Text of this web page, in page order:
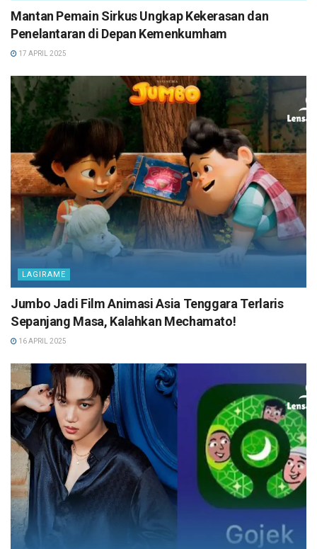
Mantan Pemain Sirkus Ungkap Kekerasan dan
Penelantaran di Depan Kemenkumham
17 APRIL 2025
LAGIRAME
Jumbo Jadi Film Animasi Asia Tenggara Terlaris
Sepanjang Masa, Kalahkan Mechamato!
16 APRIL 2025